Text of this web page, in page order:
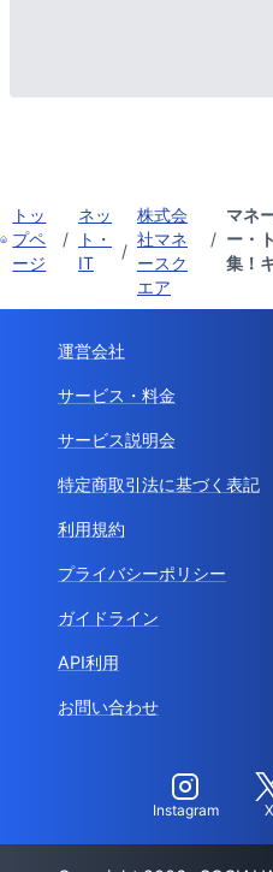
トッ
プペ
ージ
/
ネッ
ト・
IT
/
株式会
社マネ
ースク
エア
/
マネ
ー・
集！
運営会社
サービス・料金
サービス説明会
特定商取引法に基づく表記
利用規約
プライバシーポリシー
ガイドライン
API利用
お問い合わせ
Instagram X